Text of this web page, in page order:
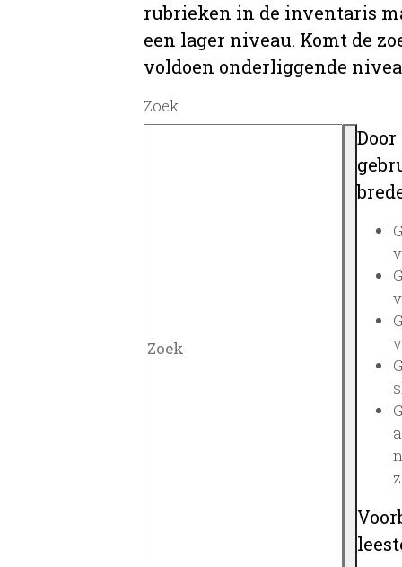
rubrieken in de inventaris
een lager niveau. Komt de
voldoen onderliggende
Zoek